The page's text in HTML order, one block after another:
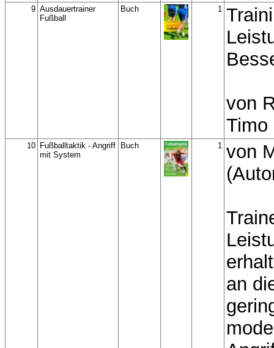
9 Ausdauertrainer
Fußball
Buch 1
von
Timo
10 Fußballtaktik - Angriff
mit System
Buch 1 von
an